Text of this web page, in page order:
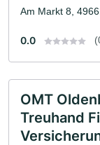
Am Markt 8,
0.0
OMT
Treuhand